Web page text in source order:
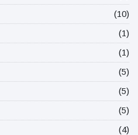
(10)
(1)
(1)
(5)
(5)
(5)
(4)